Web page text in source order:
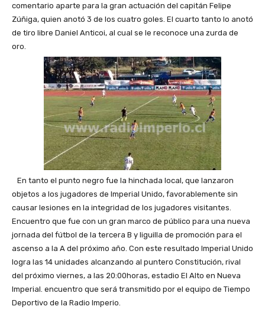
comentario aparte para la gran actuación del capitán Felipe
Zúñiga, quien anotó 3 de los cuatro goles. El cuarto tanto lo anotó
de tiro libre Daniel Anticoi, al cual se le reconoce una zurda de
oro.
En tanto el punto negro fue la hinchada local, que lanzaron
objetos a los jugadores de Imperial Unido, favorablemente sin
causar lesiones en la integridad de los jugadores visitantes.
Encuentro que fue con un gran marco de público para una nueva
jornada del fútbol de la tercera B y liguilla de promoción para el
ascenso a la A del próximo año. Con este resultado Imperial Unido
logra las 14 unidades alcanzando al puntero Constitución, rival
del próximo viernes, a las 20:00horas, estadio El Alto en Nueva
Imperial. encuentro que será transmitido por el equipo de Tiempo
Deportivo de la Radio Imperio.